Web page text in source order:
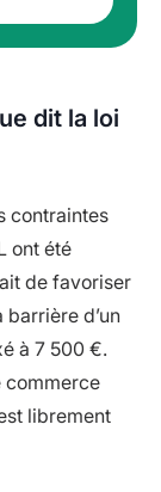
dit la loi
contraintes
ont été
de favoriser
d’un
à 7 500 €.
commerce
librement